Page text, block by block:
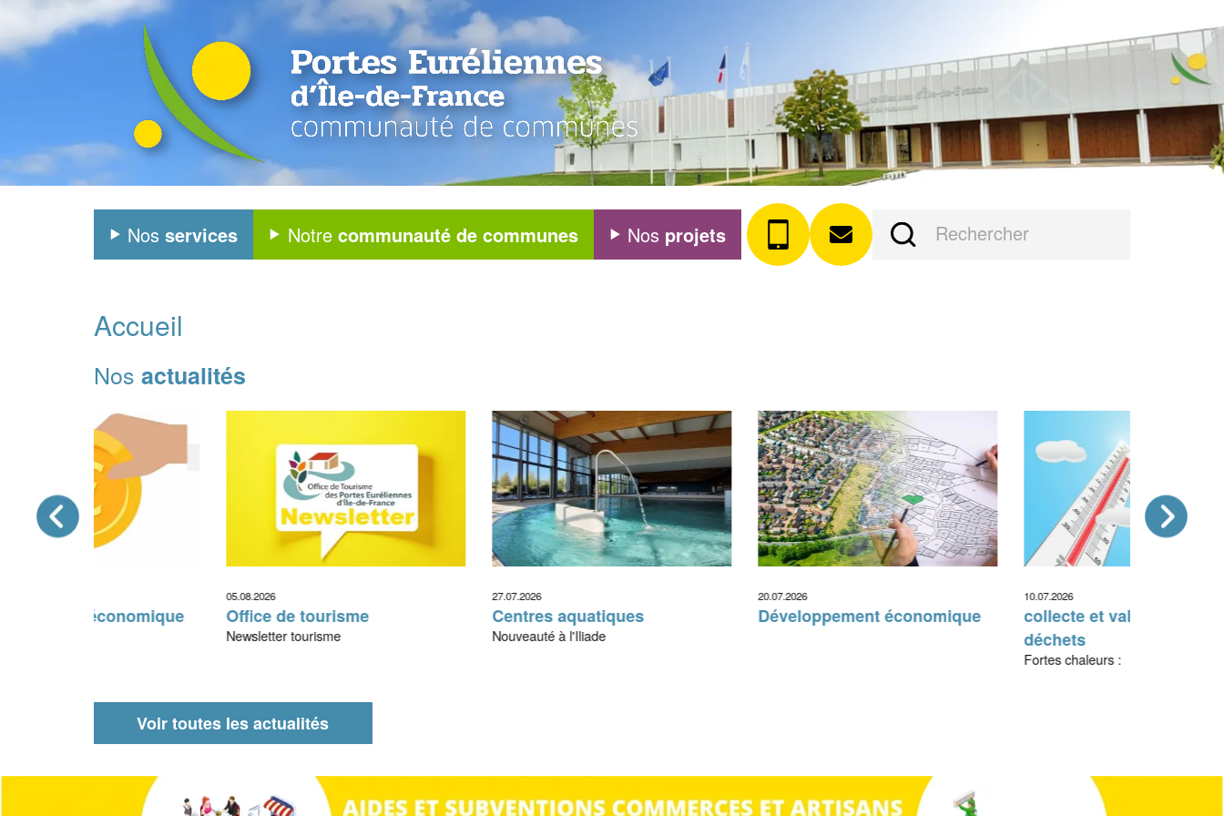
Nosservices Notre communauté de communes Nos projets
Accueil
Nos actualités
économique
05.08.2026
Office de tourisme
Newsletter tourisme
27.07.2026
Centres aquatiques
Nouveauté à l'Iliade
20.07.2026
Développement économique
10.07.2026
collecte et valorisation
déchets
Fortes chaleurs :
Voir toutes les actualités